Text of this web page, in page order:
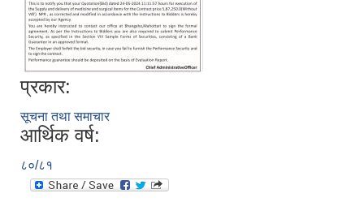
प्रकार:
सूचना तथा समाचार
आर्थिक वर्ष:
८०/८१